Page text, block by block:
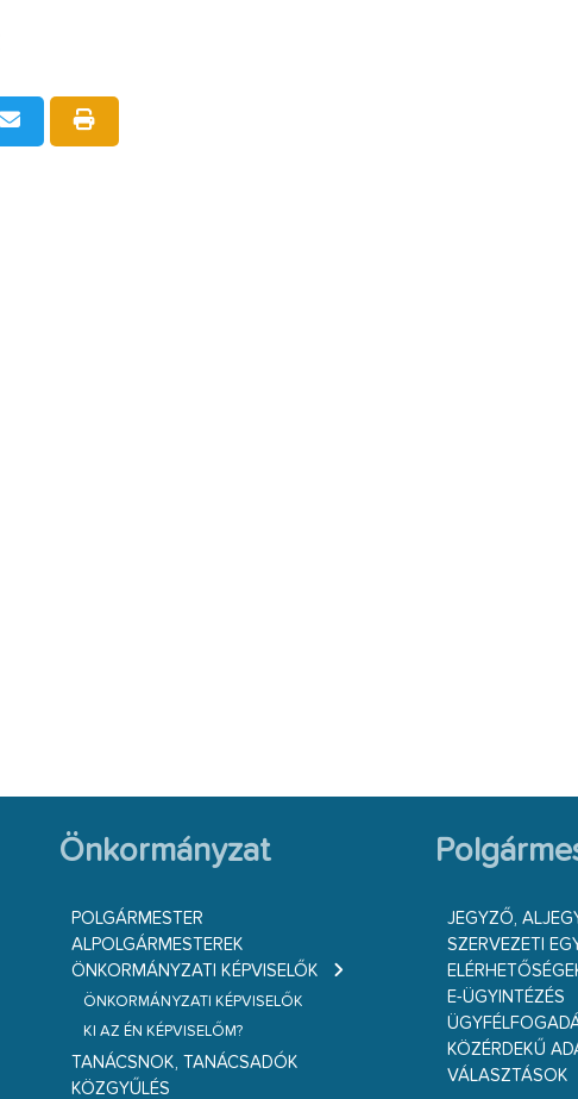
Önkormányzat
POLGÁRMESTER
ALPOLGÁRMESTEREK
ÖNKORMÁNYZATI KÉPVISELŐK
ÖNKORMÁNYZATI KÉPVISELŐK
KI AZ ÉN KÉPVISELŐM?
TANÁCSNOK, TANÁCSADÓK
KÖZGYŰLÉS
JEGYZŐ,
SZERVEZETI
E-ÜGYINTÉZÉS
KÖZÉRDEKŰ
VÁLASZTÁSOK